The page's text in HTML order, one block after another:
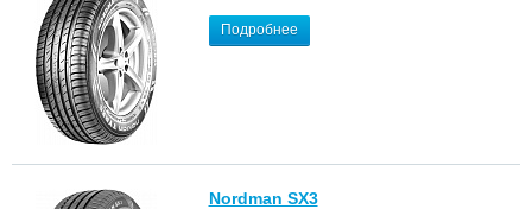
Подробнее
Nordman SX3